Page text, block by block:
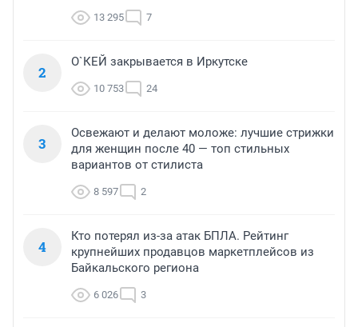
13 295 7
2
О`КЕЙ закрывается в Иркутске
10 753 24
3
Освежают и делают моложе: лучшие стрижки
для женщин после 40 — топ стильных
вариантов от стилиста
8 597 2
4
Кто потерял из-за атак БПЛА. Рейтинг
крупнейших продавцов маркетплейсов из
Байкальского региона
6 026 3